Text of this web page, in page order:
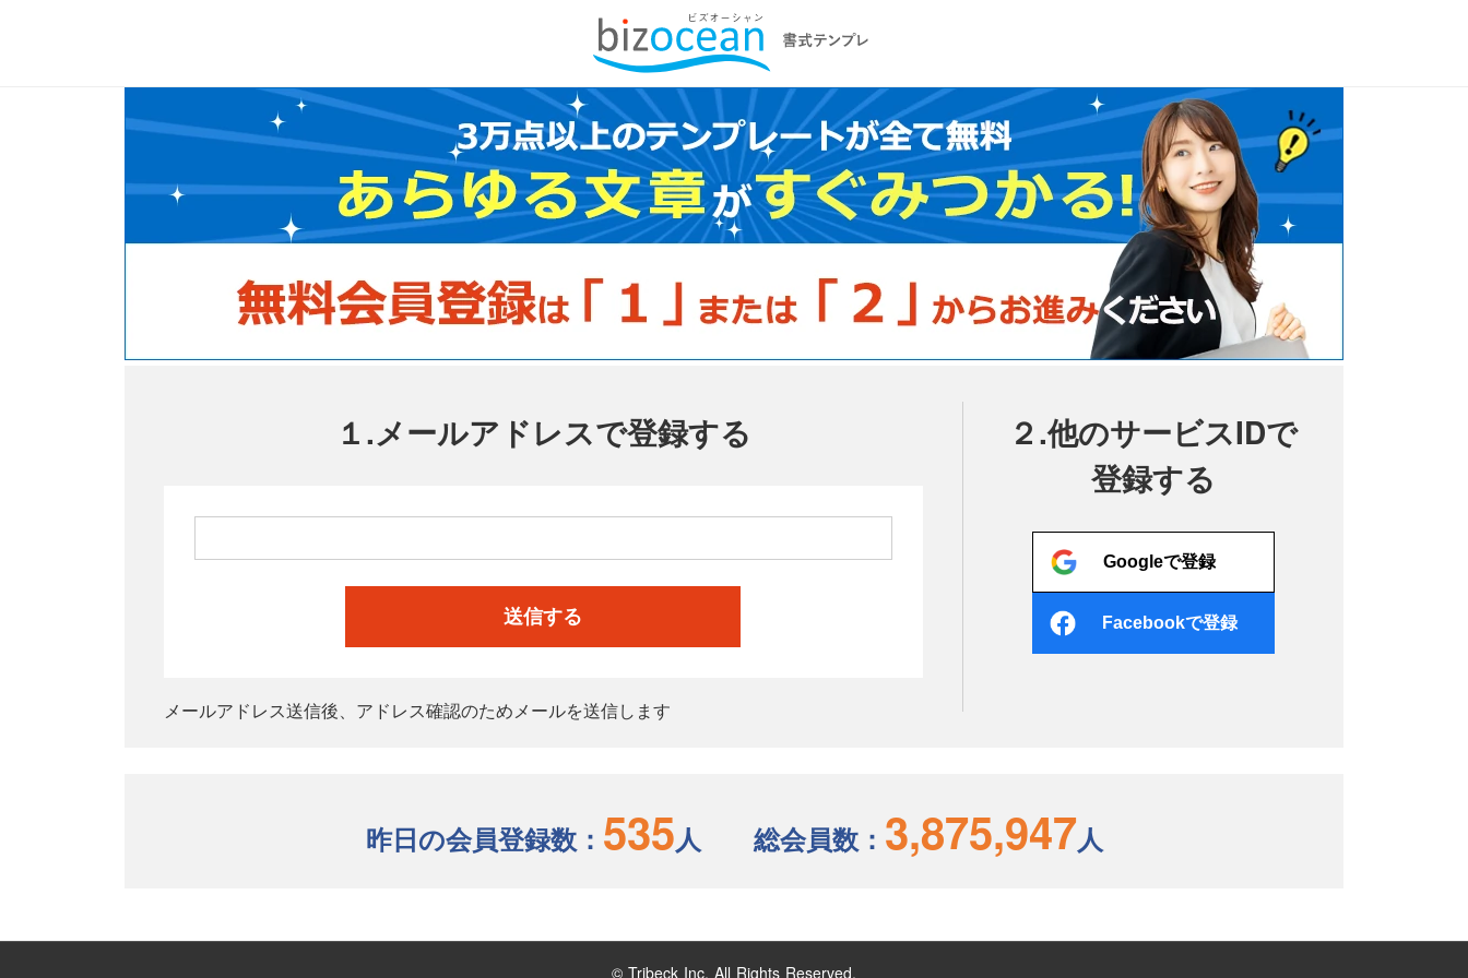
１.メールアドレスで登録する
送信する
メールアドレス送信後、アドレス確認のためメールを送信します
２.他のサービスIDで
登録する
Googleで登録
Facebookで登録
昨日の会員登録数： 535人 総会員数： 3,875,947人
© Tribeck Inc. All Rights Reserved.